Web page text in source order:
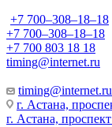
+7 700‒308‒18‒18
+7 700‒308‒18‒18
+7 700 803 18 18
timing@internet.ru
timing@internet.ru
г. Астана,
г. Астана,